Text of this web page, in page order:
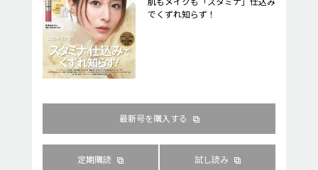
でくずれ知らず！
最新号を購入する
定期購読 試し読み